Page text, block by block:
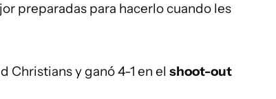
preparadas para hacerlo cuando les
Christians y ganó 4-1 en el shoot-out